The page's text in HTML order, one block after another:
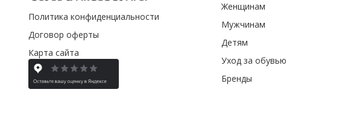
Политика конфиденциальности
Договор оферты
Карта сайта
Женщинам
Мужчинам
Детям
Уход за обувью
Бренды